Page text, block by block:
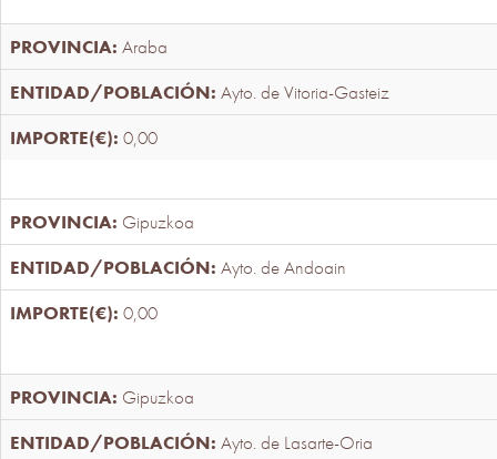
Araba
Ayto. de Vitoria-Gasteiz
0,00
Gipuzkoa
Ayto. de Andoain
0,00
Gipuzkoa
Ayto. de Lasarte-Oria